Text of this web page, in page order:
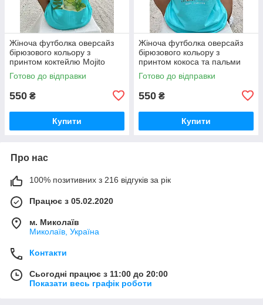
Жіноча футболка оверсайз
бірюзового кольору з
принтом коктейлю Mojito
Готово до відправки
550 ₴
Купити
Жіноча футболка оверсайз
бірюзового кольору з
принтом кокоса та пальми
Готово до відправки
550 ₴
Купити
Про нас
100% позитивних з 216 відгуків за рік
Працює з 05.02.2020
м. Миколаїв
Миколаїв, Україна
Контакти
Сьогодні працює з 11:00 до 20:00
Показати весь графік роботи